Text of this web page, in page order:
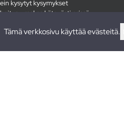
kysytyt kysymykset
- maksa kätevästi erissä
Tämä verkkosivu käyttää evästeitä.